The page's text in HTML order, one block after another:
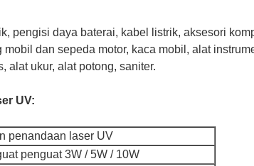
pengisi daya baterai, kabel listrik, aksesori
dan sepeda motor, kaca mobil, alat
alat ukur, alat potong, saniter.
UV:
penandaan laser UV
penguat 3W / 5W / 10W